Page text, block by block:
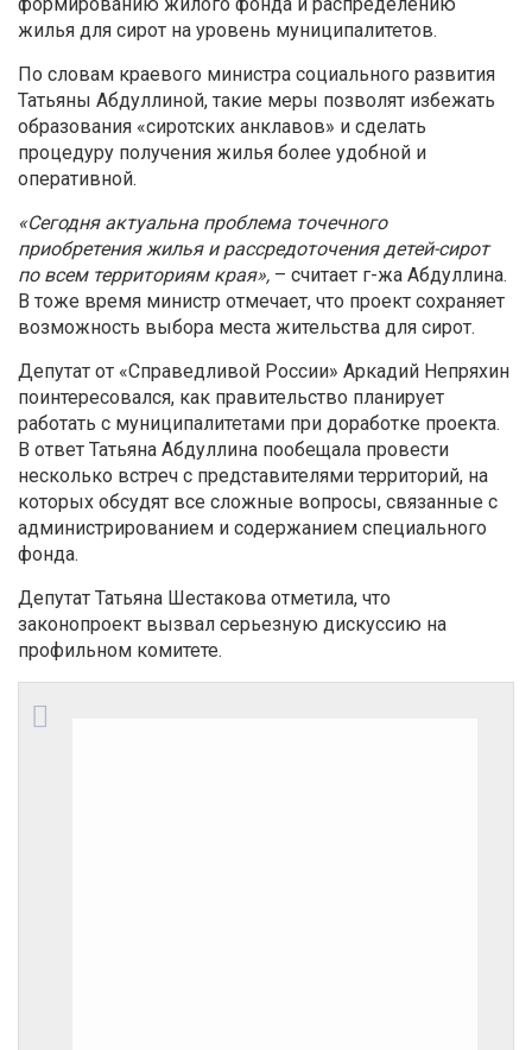
жилья для сирот на уровень муниципалитетов.
По словам краевого министра социального развития
Татьяны Абдуллиной, такие меры позволят избежать
образования «сиротских анклавов» и сделать
процедуру получения жилья более удобной и
оперативной.
«Сегодня актуальна проблема точечного
приобретения жилья и рассредоточения детей-сирот
по всем территориям края», – считает г-жа Абдуллина.
В тоже время министр отмечает, что проект сохраняет
возможность выбора места жительства для сирот.
Депутат от «Справедливой России» Аркадий Непряхин
поинтересовался, как правительство планирует
работать с муниципалитетами при доработке проекта.
В ответ Татьяна Абдуллина пообещала провести
несколько встреч с представителями территорий, на
которых обсудят все сложные вопросы, связанные с
администрированием и содержанием специального
фонда.
Депутат Татьяна Шестакова отметила, что
законопроект вызвал серьезную дискуссию на
профильном комитете.